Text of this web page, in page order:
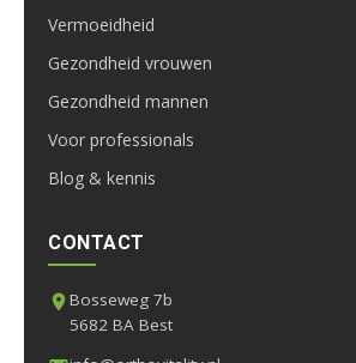
Vermoeidheid
Gezondheid vrouwen
Gezondheid mannen
Voor professionals
Blog & kennis
CONTACT
Bosseweg 7b
5682 BA Best